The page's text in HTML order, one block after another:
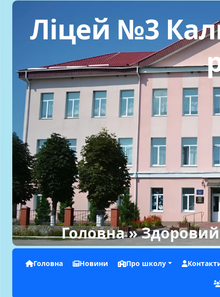
Ліцей №3
Головна» Здоровий
Головна Новини Про школу